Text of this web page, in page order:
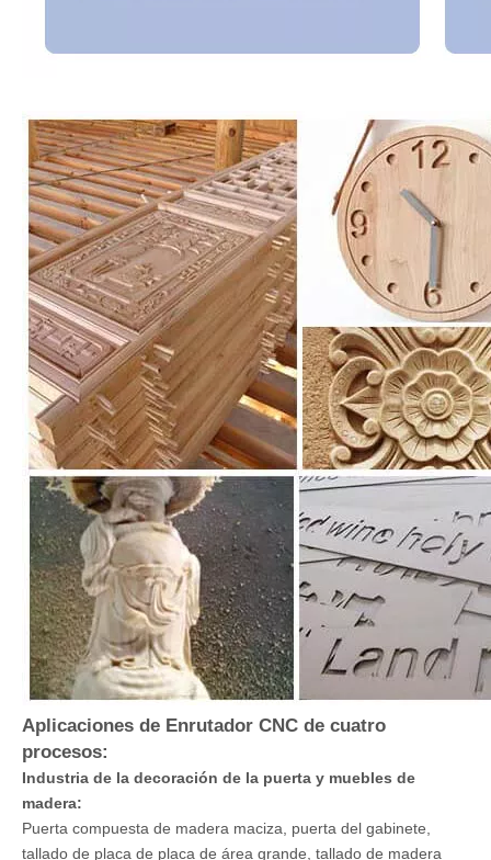
Aplicaciones de Enrutador CNC de cuatro
procesos:
Industria de la decoración de la puerta y muebles de
madera:
Puerta compuesta de madera maciza, puerta del gabinete,
tallado de placa de placa de área grande, tallado de madera